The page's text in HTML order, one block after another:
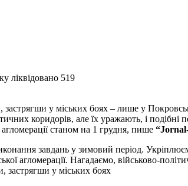
ліквідовано 519
коридорів, але їх уражають, і подібні
станом на 1 грудня, пише
агломерації. Нагадаємо, військово-
застрягши у міських боях